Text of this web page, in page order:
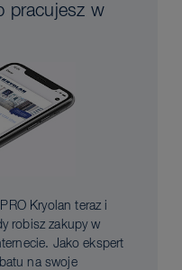
pracujesz w
Kryolan teraz i
robisz zakupy w
Jako ekspert
na swoje